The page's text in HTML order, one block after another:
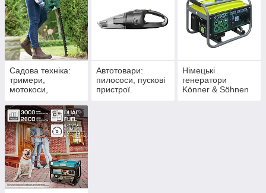
Садова техніка:
тримери,
мотокоси,
подрібнювачі
Автотовари:
пилососи, пускові
пристрої.
Німецькі
генератори
Könner & Söhnen